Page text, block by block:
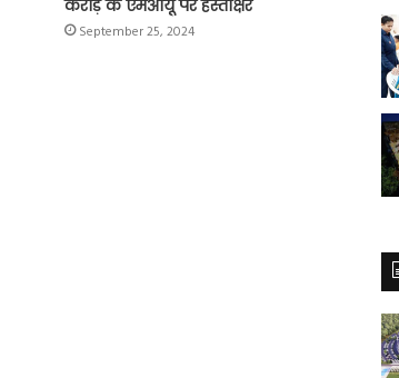
करोड़ के एमओयू पर हस्ताक्षर
September 25, 2024